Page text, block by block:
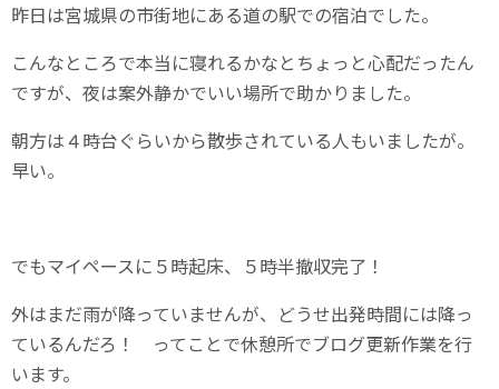
昨日は宮城県の市街地にある道の駅での宿泊でした。
こんなところで本当に寝れるかなとちょっと心配だったん
ですが、夜は案外静かでいい場所で助かりました。
朝方は４時台ぐらいから散歩されている人もいましたが。
早い。
でもマイペースに５時起床、５時半撤収完了！
外はまだ雨が降っていませんが、どうせ出発時間には降っ
ているんだろ！ ってことで休憩所でブログ更新作業を行
います。